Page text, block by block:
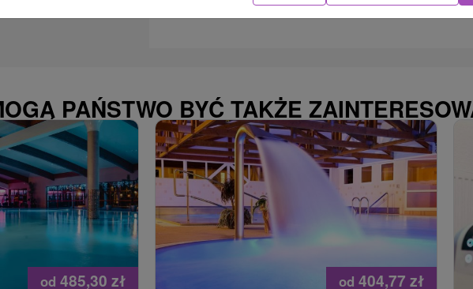
PAŃSTWO BYĆ TAKŻE
od 485,30 zł od 404,77zł